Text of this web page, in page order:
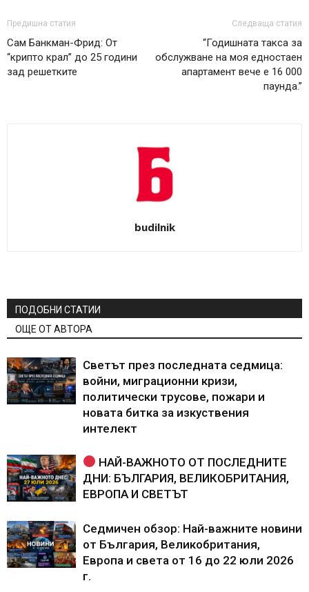
Предишна статия
Сам Банкман-Фрид: От
“крипто крал” до 25 години
зад решетките
Следваща статия
“Годишната такса за
обслужване на моя едностаен
апартамент вече е 16 000
паунда.”
budilnik
ПОДОБНИ СТАТИИ
ОЩЕ ОТ АВТОРА
Светът през последната седмица:
войни, миграционни кризи,
политически трусове, пожари и
новата битка за изкуствения
интелект
НАЙ-ВАЖНОТО ОТ ПОСЛЕДНИТЕ
ДНИ: БЪЛГАРИЯ, ВЕЛИКОБРИТАНИЯ,
ЕВРОПА И СВЕТЪТ
Седмичен обзор: Най-важните новини
от България, Великобритания,
Европа и света от 16 до 22 юли 2026
г.